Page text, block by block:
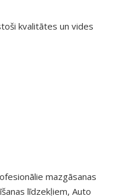
kvalitātes un vides
mazgāsanas
līdzekļiem, Auto